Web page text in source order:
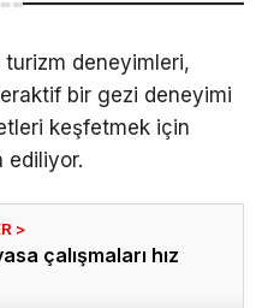
deneyimleri,
bir gezi deneyimi
keşfetmek için
ediliyor.
çalışmaları hız